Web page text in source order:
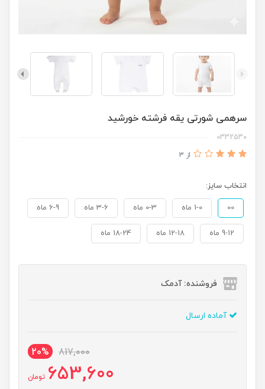
سرهمی شورتی یقه فرشته خورشید
0332530
از 3
انتخاب سایز:
00 1-0 ماه 0-3 ماه 3-6 ماه 6-9 ماه
9-12 ماه 12-18 ماه 18-24 ماه
فروشنده: آدمک
آماده ارسال
817,000
20%
653,600 تومان